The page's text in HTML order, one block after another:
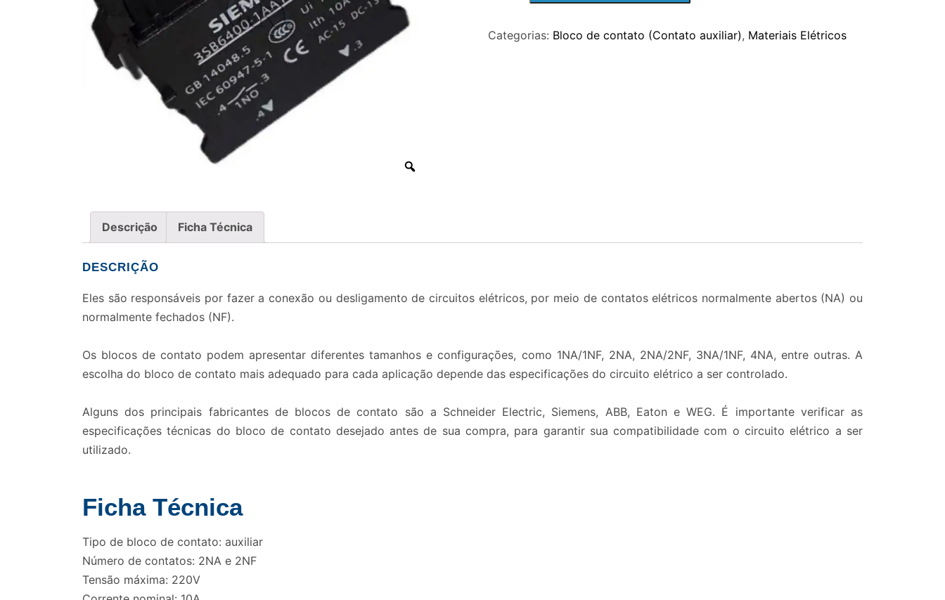
2NA
Categorias: Bloco de contato (Contato auxiliar), Materiais Elétricos
Descrição Ficha Técnica
DESCRIÇÃO
Eles são responsáveis por fazer a conexão ou desligamento de circuitos elétricos, por meio de contatos elétricos normalmente abertos (NA) ou
normalmente fechados (NF).
Os blocos de contato podem apresentar diferentes tamanhos e configurações, como 1NA/1NF, 2NA, 2NA/2NF, 3NA/1NF, 4NA, entre outras. A
escolha do bloco de contato mais adequado para cada aplicação depende das especificações do circuito elétrico a ser controlado.
Alguns dos principais fabricantes de blocos de contato são a Schneider Electric, Siemens, ABB, Eaton e WEG. É importante verificar as
especificações técnicas do bloco de contato desejado antes de sua compra, para garantir sua compatibilidade com o circuito elétrico a ser
utilizado.
Ficha Técnica
Tipo de bloco de contato: auxiliar
Número de contatos: 2NA e 2NF
Tensão máxima: 220V